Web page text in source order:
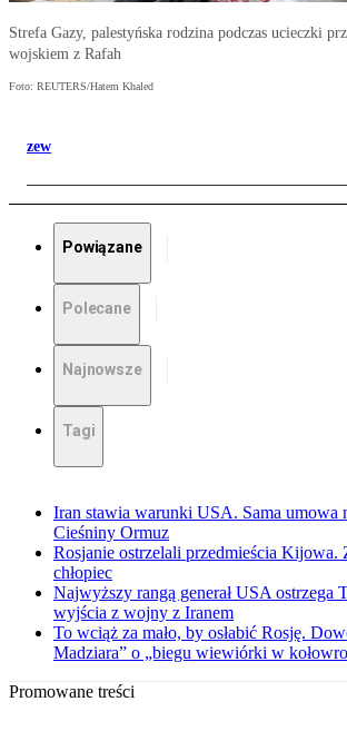
Strefa Gazy, palestyńska rodzina podczas ucieczki
wojskiem z Rafah
Foto: REUTERS/Hatem Khaled
zew
Powiązane
Polecane
Najnowsze
Tagi
Iran stawia warunki USA. Sama umowa
Cieśniny Ormuz
Rosjanie ostrzelali przedmieścia Kijowa.
chłopiec
Najwyższy rangą generał USA ostrzega
wyjścia z wojny z Iranem
To wciąż za mało, by osłabić Rosję.
Madziara” o „biegu wiewiórki w
Promowane treści